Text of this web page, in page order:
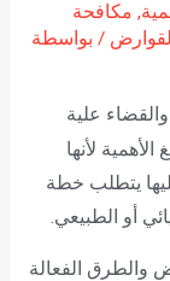
, مكافحة
/ بواسطة
علية
لأنها
يتطلب خطة
أو الطبيعي.
والطرق الفعالة